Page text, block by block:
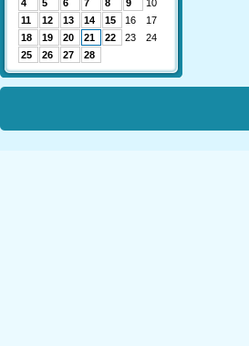
4
5 6 7 8 9
10
11
12 13 14 15 16
17
18
19 20 21 22 23
24
25
26 27 28